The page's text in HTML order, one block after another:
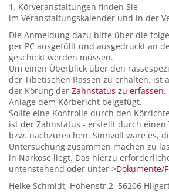
1. Körveranstaltungen finden Sie
im Veranstaltungskalender und in der
Die Anmeldung dazu bitte über die
per PC ausgefüllt und ausgedruckt an
geschickt werden müssen.
Um einen Überblick über den
der Tibetischen Rassen zu erhalten, ist
der Körung der Zahnstatus zu erfassen.
Anlage dem Körbericht beigefügt.
Sollte eine Kontrolle durch den
ist der Zahnstatus - erstellt durch einen
bzw. nachzureichen. Sinnvoll wäre es,
Untersuchung zusammen machen zu
in Narkose liegt. Das hierzu
untenstehend oder unter >Dokumente/
Heike Schmidt, Höhenstr.2, 56206